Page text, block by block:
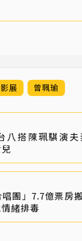
展 曾珮瑜
八搭陳珮騏演
唱團」7.7億票房
緒排毒